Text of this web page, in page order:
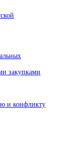
закупками
и конфликту